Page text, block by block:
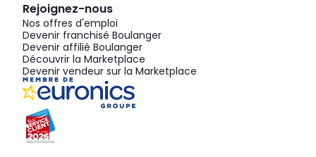
Rejoignez-nous
Nos offres d'emploi
Devenir franchisé Boulanger
Devenir affilié Boulanger
Découvrir la Marketplace
Devenir vendeur sur la Marketplace